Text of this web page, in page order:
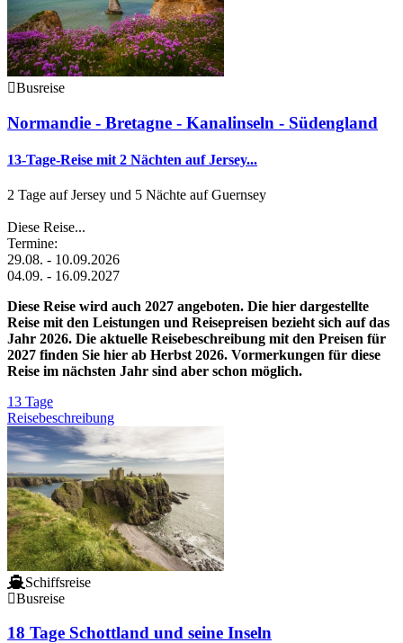
Busreise
Normandie - Bretagne - Kanalinseln - Südengland
13-Tage-Reise mit 2 Nächten auf Jersey...
2 Tage auf Jersey und 5 Nächte auf Guernsey
Diese Reise...
Termine:
29.08. - 10.09.2026
04.09. - 16.09.2027
Diese Reise wird auch 2027 angeboten. Die hier dargestellte
Reise mit den Leistungen und Reisepreisen bezieht sich auf das
Jahr 2026. Die aktuelle Reisebeschreibung mit den Preisen für
2027 finden Sie hier ab Herbst 2026. Vormerkungen für diese
Reise im nächsten Jahr sind aber schon möglich.
13 Tage
Reisebeschreibung
Schiffsreise
Busreise
18 Tage Schottland und seine Inseln